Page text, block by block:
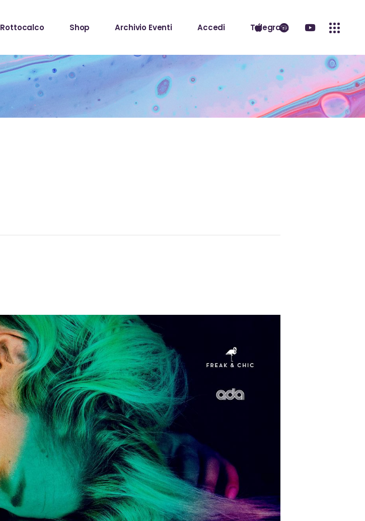
Rottocalco Shop Archivio Eventi Accedi Telegram